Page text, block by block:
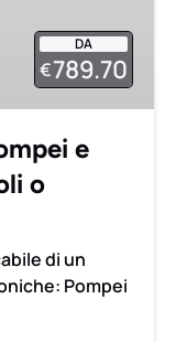
DA
€789.70
e
o
di un
Pompei